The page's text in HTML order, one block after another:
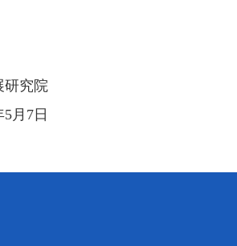
研究院
5月 7 日